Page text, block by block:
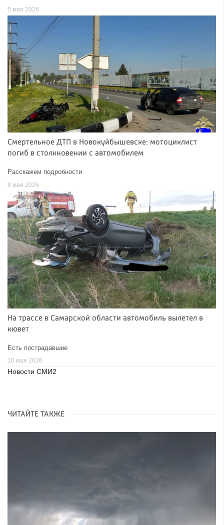
5 мая 2026
Смертельное ДТП в Новокуйбышевске: мотоциклист
погиб в столкновении с автомобилем
Расскажем подробности
8 мая 2026
На трассе в Самарской области автомобиль вылетел в
кювет
Есть пострадавшие
10 мая 2026
Новости СМИ2
ЧИТАЙТЕ ТАКЖЕ